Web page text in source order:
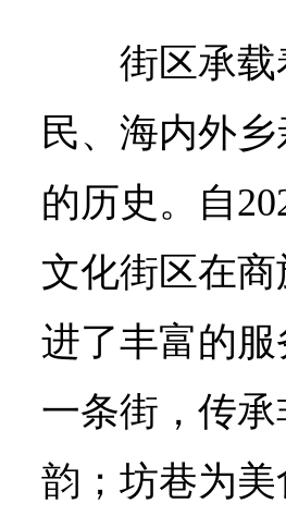
街区承
民、海内外
的历史。自
文化街区在
进了丰富的
一条街，传
韵；坊巷为